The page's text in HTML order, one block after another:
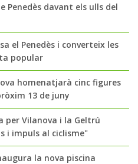
Penedès davant els ulls del
el Penedès i converteix les
popular
homenatjarà cinc figures
13 de juny
per Vilanova i la Geltrú
i impuls al ciclisme"
la nova piscina